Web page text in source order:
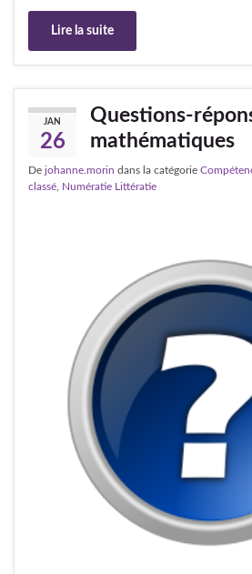
Lire la suite
JAN
26
Questions-
mathématiques
De johanne.morin dans la catégorie
classé Numératie Littératie